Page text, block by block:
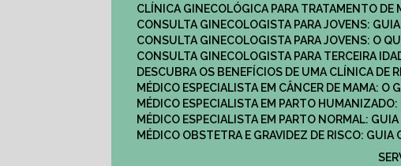
CLÍNICA GINECOLÓGICA PARA TRATAMENTO
CONSULTA GINECOLOGISTA PARA JOVENS:
CONSULTA GINECOLOGISTA PARA JOVENS: O
CONSULTA GINECOLOGISTA PARA TERCEIRA
DESCUBRA OS BENEFÍCIOS DE UMA CLÍNICA
MÉDICO ESPECIALISTA EM CÂNCER DE MAMA:
MÉDICO ESPECIALISTA EM PARTO
MÉDICO ESPECIALISTA EM PARTO NORMAL:
MÉDICO OBSTETRA E GRAVIDEZ DE RISCO: